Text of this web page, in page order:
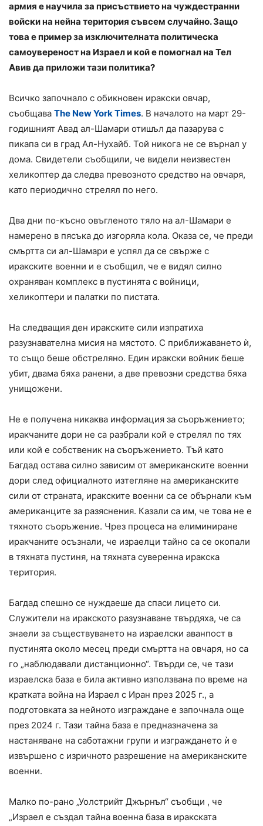
армия е научила за присъствието на чуждестранни
войски на нейна територия съвсем случайно. Защо
това е пример за изключителната политическа
самоувереност на Израел и кой е помогнал на Тел
Авив да приложи тази политика?
Всичко започнало с обикновен иракски овчар,
съобщава The New York Times. В началото на март 29-
годишният Авад ал-Шамари отишъл да пазарува с
пикапа си в град Ал-Нухайб. Той никога не се върнал у
дома. Свидетели съобщили, че видели неизвестен
хеликоптер да следва превозното средство на овчаря,
като периодично стрелял по него.
Два дни по-късно овъгленото тяло на ал-Шамари е
намерено в пясъка до изгоряла кола. Оказа се, че преди
смъртта си ал-Шамари е успял да се свърже с
иракските военни и е съобщил, че е видял силно
охраняван комплекс в пустинята с войници,
хеликоптери и палатки по пистата.
На следващия ден иракските сили изпратиха
разузнавателна мисия на мястото. С приближаването ѝ,
то също беше обстреляно. Един иракски войник беше
убит, двама бяха ранени, а две превозни средства бяха
унищожени.
Не е получена никаква информация за съоръжението;
иракчаните дори не са разбрали кой е стрелял по тях
или кой е собственик на съоръжението. Тъй като
Багдад остава силно зависим от американските военни
дори след официалното изтегляне на американските
сили от страната, иракските военни са се обърнали към
американците за разяснения. Казали са им, че това не е
тяхното съоръжение. Чрез процеса на елиминиране
иракчаните осъзнали, че израелци тайно са се окопали
в тяхната пустиня, на тяхната суверенна иракска
територия.
Багдад спешно се нуждаеше да спаси лицето си.
Служители на иракското разузнаване твърдяха, че са
знаели за съществуването на израелски аванпост в
пустинята около месец преди смъртта на овчаря, но са
го „наблюдавали дистанционно“. Твърди се, че тази
израелска база е била активно използвана по време на
кратката война на Израел с Иран през 2025 г., а
подготовката за нейното изграждане е започнала още
през 2024 г. Тази тайна база е предназначена за
настаняване на саботажни групи и изграждането ѝ е
извършено с изричното разрешение на американските
военни.
Малко по-рано „Уолстрийт Джърнъл“ съобщи , че
„Израел е създал тайна военна база в иракската